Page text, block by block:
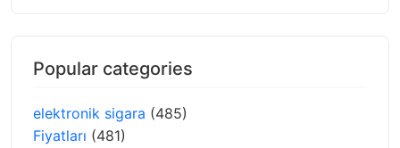
Popular categories
elektronik sigara (485)
Fiyatları (481)